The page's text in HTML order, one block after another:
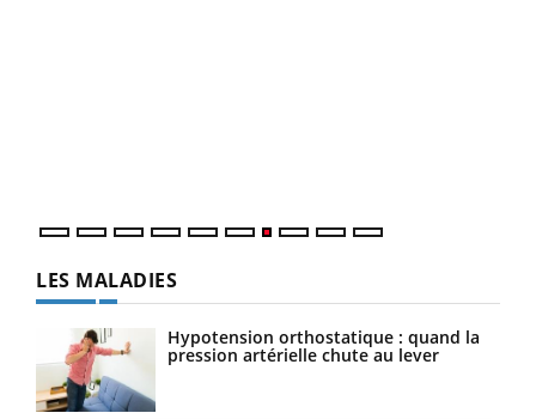
LES MALADIES
Hypotension orthostatique : quand la
pression artérielle chute au lever